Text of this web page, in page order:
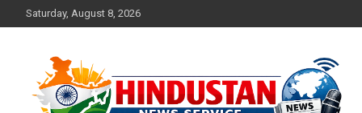
to
Saturday, August 8, 2026